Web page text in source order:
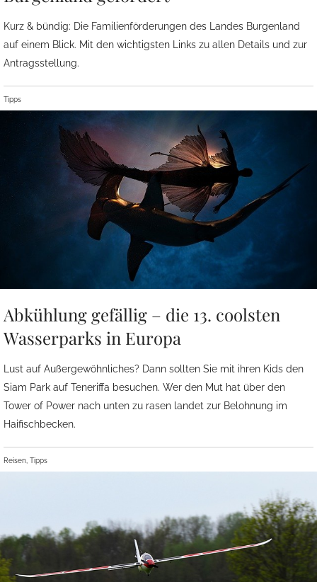
Kurz & bündig: Die Familienförderungen des Landes Burgenland
auf einem Blick. Mit den wichtigsten Links zu allen Details und zur
Antragsstellung.
Tipps
Abkühlung gefällig – die 13. coolsten
Wasserparks in Europa
Lust auf Außergewöhnliches? Dann sollten Sie mit ihren Kids den
Siam Park auf Teneriffa besuchen. Wer den Mut hat über den
Tower of Power nach unten zu rasen landet zur Belohnung im
Haifischbecken.
Reisen, Tipps